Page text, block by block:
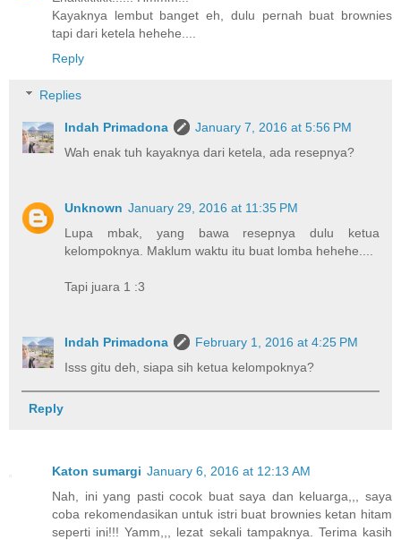
Kayaknya lembut banget eh, dulu pernah buat brownies
tapi dari ketela hehehe....
Reply
Replies
Indah Primadona
January 7, 2016 at 5:56 PM
Wah enak tuh kayaknya dari ketela, ada resepnya?
Unknown January 29, 2016 at 11:35 PM
Lupa mbak, yang bawa resepnya dulu ketua
kelompoknya. Maklum waktu itu buat lomba hehehe....
Tapi juara 1 :3
Indah Primadona
February 1, 2016 at 4:25 PM
Isss gitu deh, siapa sih ketua kelompoknya?
Reply
Katon sumargi January 6, 2016 at 12:13 AM
Nah, ini yang pasti cocok buat saya dan keluarga,,, saya
coba rekomendasikan untuk istri buat brownies ketan hitam
seperti ini!!! Yamm,,, lezat sekali tampaknya. Terima kasih